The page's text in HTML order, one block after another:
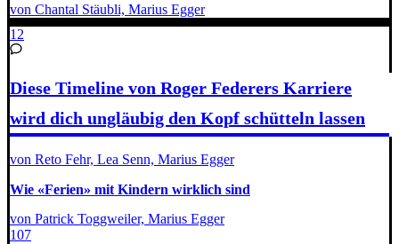
von Chantal Stäubli, Marius Egger
12
Diese Timeline von Roger Federers Karriere
wird dich ungläubig den Kopf schütteln lassen
von Reto Fehr, Lea Senn, Marius Egger
Wie «Ferien» mit Kindern wirklich sind
von Patrick Toggweiler, Marius Egger
107